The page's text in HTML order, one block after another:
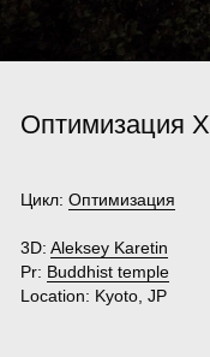
Оптимизация
Цикл: Оптимизация
3D: Aleksey Karetin
Pr: Buddhist temple
Location: Kyoto, JP